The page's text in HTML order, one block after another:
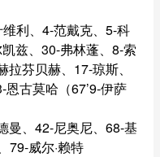
利、4-范戴克、5-科
兹、30-弗林蓬、8-索
芬贝赫、17-琼斯、
恩古莫哈（67’9-伊萨
曼、42-尼奥尼、68-基
79-威尔·赖特